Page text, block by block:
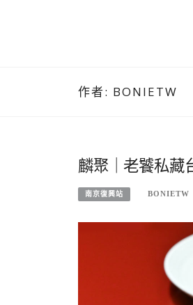
作者: BONIETW
麟聚｜老饕私藏
南京復興站 BONIETW